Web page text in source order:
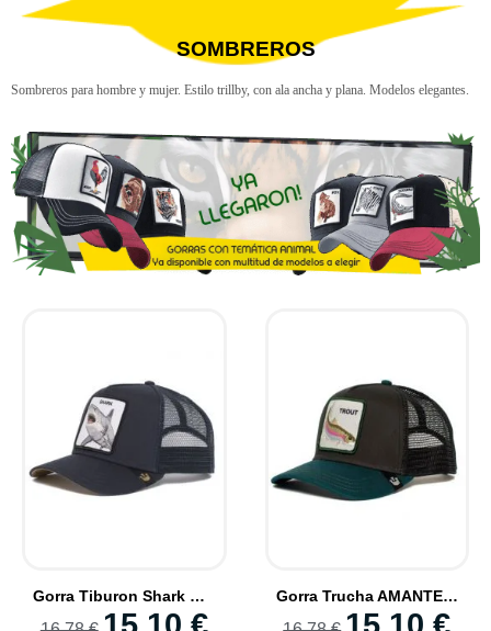
SOMBREROS
Sombreros para hombre y mujer. Estilo trillby, con ala ancha y plana. Modelos elegantes.
Gorra Tiburon Shark Moda Animal Para Pescadores Gorra Trucha AMANTES de la PESCA Moda Animal